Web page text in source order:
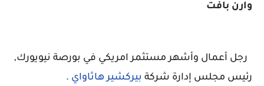
وارن بافت
رجل أعمال وأشهر مستثمر امريكي في بورصة نيويورك,
رئيس مجلس إدارة شركة بيركشير هاثاواي .